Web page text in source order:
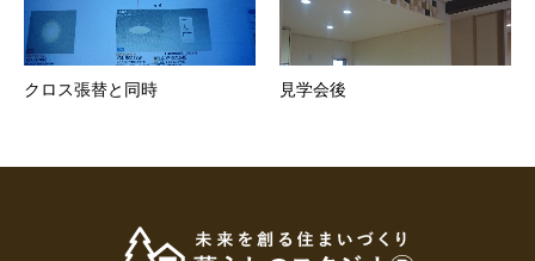
クロス張替と同時 見学会後